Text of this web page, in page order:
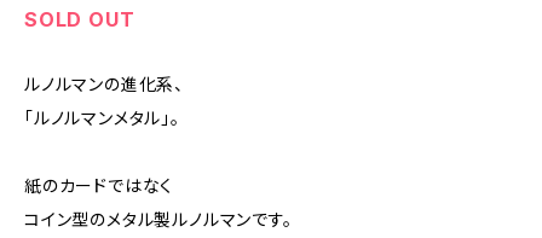
SOLD OUT
ルノルマンの進化系、
「ルノルマンメタル」。
紙のカードではなく
コイン型のメタル製ルノルマンです。